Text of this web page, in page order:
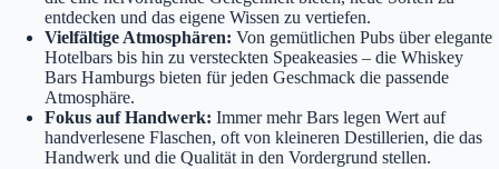
entdecken und das eigene Wissen zu vertiefen.
Vielfältige Atmosphären: Von gemütlichen Pubs über elegante
Hotelbars bis hin zu versteckten Speakeasies – die Whiskey
Bars Hamburgs bieten für jeden Geschmack die passende
Atmosphäre.
Fokus auf Handwerk: Immer mehr Bars legen Wert auf
handverlesene Flaschen, oft von kleineren Destillerien, die das
Handwerk und die Qualität in den Vordergrund stellen.